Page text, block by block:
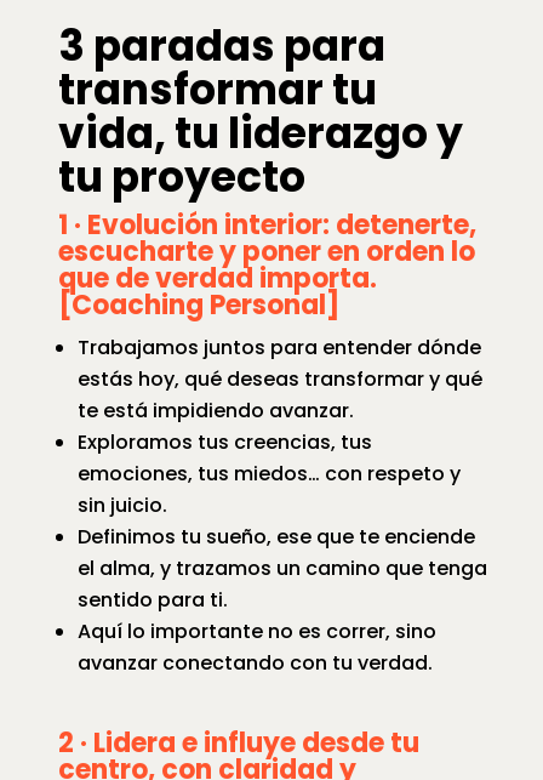
3 paradas para
transformar tu
vida, tu liderazgo y
tu proyecto
1 · Evolución interior: detenerte,
escucharte y poner en orden lo
que de verdad importa.
[Coaching Personal]
Trabajamos juntos para entender dónde
estás hoy, qué deseas transformar y qué
te está impidiendo avanzar.
Exploramos tus creencias, tus
emociones, tus miedos… con respeto y
sin juicio.
Definimos tu sueño, ese que te enciende
el alma, y trazamos un camino que tenga
sentido para ti.
Aquí lo importante no es correr, sino
avanzar conectando con tu verdad.
2 · Lidera e influye desde tu
centro, con claridad y